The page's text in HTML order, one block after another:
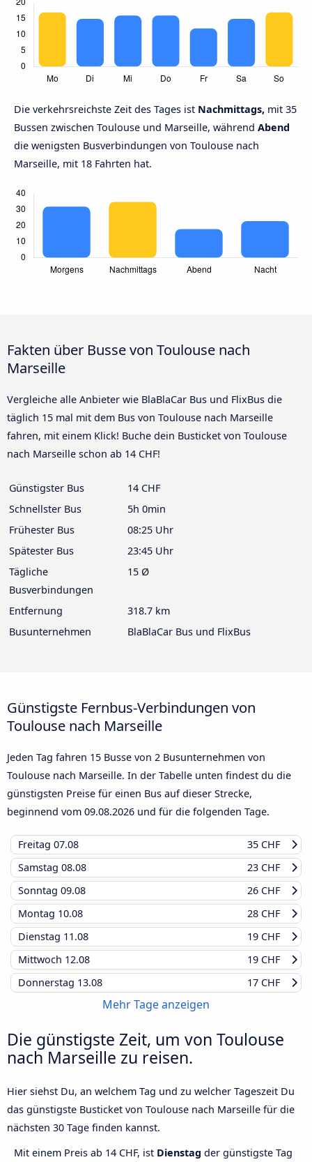
Die verkehrsreichste Zeit des Tages ist Nachmittags, mit 35
Bussen zwischen Toulouse und Marseille, während Abend
die wenigsten Busverbindungen von Toulouse nach
Marseille, mit 18 Fahrten hat.
Fakten über Busse von Toulouse nach
Marseille
Vergleiche alle Anbieter wie BlaBlaCar Bus und FlixBus die
täglich 15 mal mit dem Bus von Toulouse nach Marseille
fahren, mit einem Klick! Buche dein Busticket von Toulouse
nach Marseille schon ab 14 CHF!
Günstigster Bus
14 CHF
Schnellster Bus
5h 0min
Frühester Bus
08:25 Uhr
Spätester Bus
23:45 Uhr
Tägliche
Busverbindungen
15 Ø
Entfernung
318.7 km
Busunternehmen
BlaBlaCar Bus und FlixBus
Günstigste Fernbus-Verbindungen von
Toulouse nach Marseille
Jeden Tag fahren 15 Busse von 2 Busunternehmen von
Toulouse nach Marseille. In der Tabelle unten findest du die
günstigsten Preise für einen Bus auf dieser Strecke,
beginnend vom 09.08.2026 und für die folgenden Tage.
Freitag 07.08
35 CHF
Samstag 08.08
23 CHF
Sonntag 09.08
26 CHF
Montag 10.08
28 CHF
Dienstag 11.08
19 CHF
Mittwoch 12.08
19 CHF
Donnerstag 13.08 17 CHF
Mehr Tage anzeigen
Die günstigste Zeit, um von Toulouse
nach Marseille zu reisen.
Hier siehst Du, an welchem Tag und zu welcher Tageszeit Du
das günstigste Busticket von Toulouse nach Marseille für die
nächsten 30 Tage finden kannst.
Mit einem Preis ab 14 CHF, ist Dienstag der günstigste Tag